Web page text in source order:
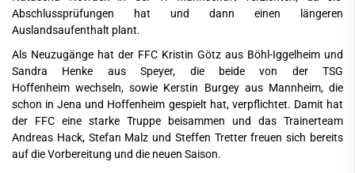
Abschlussprüfungen hat und dann einen längeren
Auslandsaufenthalt plant.
Als Neuzugänge hat der FFC Kristin Götz aus Böhl-Iggelheim und
Sandra Henke aus Speyer, die beide von der TSG
Hoffenheim wechseln, sowie Kerstin Burgey aus Mannheim, die
schon in Jena und Hoffenheim gespielt hat, verpflichtet. Damit hat
der FFC eine starke Truppe beisammen und das Trainerteam
Andreas Hack, Stefan Malz und Steffen Tretter freuen sich bereits
auf die Vorbereitung und die neuen Saison.